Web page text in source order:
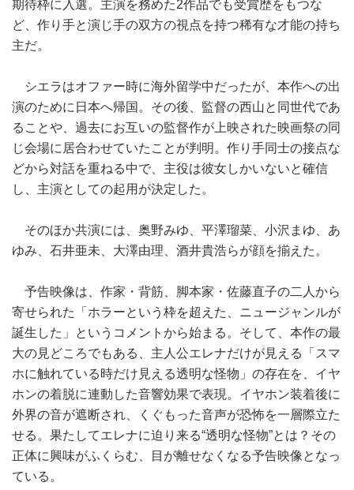
期待枠に入選。主演を務めた2作品でも受賞歴をもつな
ど、作り手と演じ手の双方の視点を持つ稀有な才能の持ち
主だ。
シエラはオファー時に海外留学中だったが、本作への出
演のために日本へ帰国。その後、監督の西山と同世代であ
ることや、過去にお互いの監督作が上映された映画祭の同
じ会場に居合わせていたことが判明。作り手同士の接点な
どから対話を重ねる中で、主役は彼女しかいないと確信
し、主演としての起用が決定した。
そのほか共演には、奥野みゆ、平澤瑠菜、小沢まゆ、あ
ゆみ、石井亜未、大澤由理、酒井貴浩らが顔を揃えた。
予告映像は、作家・背筋、脚本家・佐藤直子の二人から
寄せられた「ホラーという枠を超えた、ニュージャンルが
誕生した」というコメントから始まる。そして、本作の最
大の見どころでもある、主人公エレナだけが見える「スマ
ホに触れている時だけ見える透明な怪物」の存在を、イヤ
ホンの着脱に連動した音響効果で表現。イヤホン装着後に
外界の音が遮断され、くぐもった音声が恐怖を一層際立た
せる。果たしてエレナに迫り来る“透明な怪物”とは？その
正体に興味がふくらむ、目が離せなくなる予告映像となっ
ている。